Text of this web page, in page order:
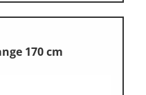
170 cm